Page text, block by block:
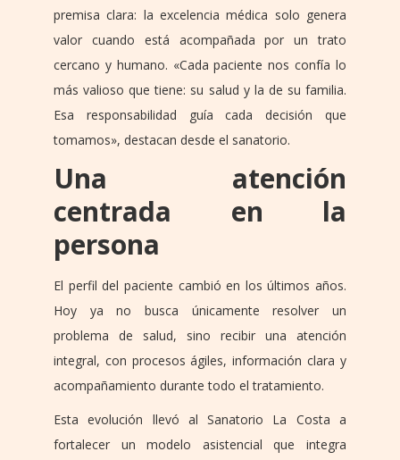
premisa clara: la excelencia médica solo genera
valor cuando está acompañada por un trato
cercano y humano. «Cada paciente nos confía lo
más valioso que tiene: su salud y la de su familia.
Esa responsabilidad guía cada decisión que
tomamos», destacan desde el sanatorio.
Una atención
centrada en la
persona
El perfil del paciente cambió en los últimos años.
Hoy ya no busca únicamente resolver un
problema de salud, sino recibir una atención
integral, con procesos ágiles, información clara y
acompañamiento durante todo el tratamiento.
Esta evolución llevó al Sanatorio La Costa a
fortalecer un modelo asistencial que integra